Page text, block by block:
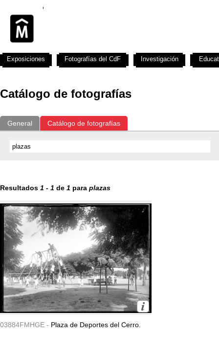
Catálogo de fotografías
General Catálogo de fotografías
Resultados 1 - 1 de 1 para plazas
03884FMHGE - Plaza de Deportes del Cerro.
Exposiciones Fotografías del CdF Investigación